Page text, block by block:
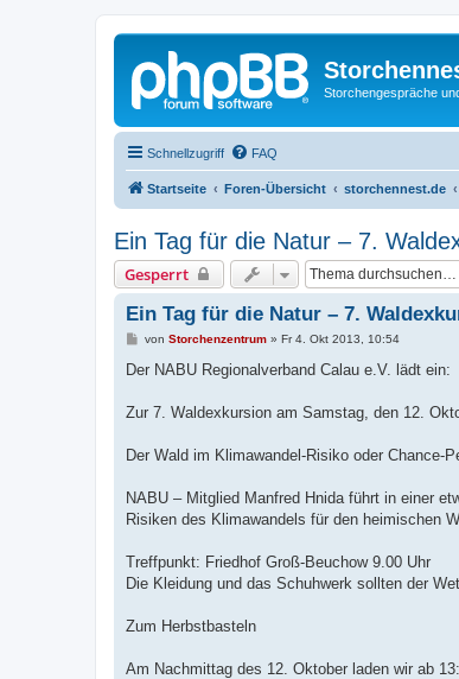
Storchengespräche
Schnellzugriff FAQ
Startseite Foren-Übersicht storchennest.de
Ein Tag für die Natur – 7.
Gesperrt
Ein Tag für die Natur – 7.
B
i
a
von Storchenzentrum» Fr 4. Okt 2013, 10:54
Der NABU Regionalverband Calau e.V. lädt ein:
Zur 7. Waldexkursion am Samstag, den 12.
Der Wald im Klimawandel-Risiko oder Chance-
NABU – Mitglied Manfred Hnida führt in einer
Risiken des Klimawandels für den heimischen
Treffpunkt: Friedhof Groß-Beuchow 9.00 Uhr
Die Kleidung und das Schuhwerk sollten der
Zum Herbstbasteln
Am Nachmittag des 12. Oktober laden wir ab